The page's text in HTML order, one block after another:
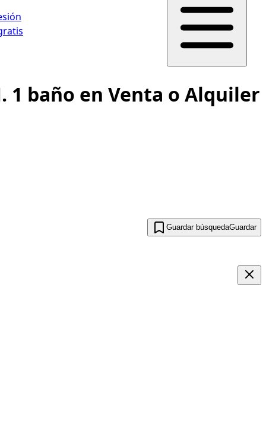
baño en Venta o Alquiler
Guardar búsquedaGuardar